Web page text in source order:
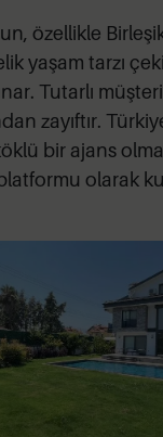
özellikle
yaşam tarzı
Tutarlı
zayıftır.
bir ajans
olarak